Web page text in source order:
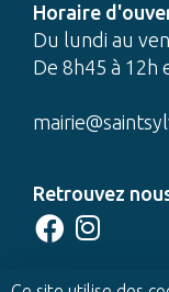
Horaire
Du lundi au
De 8h45 à 12h
Retrouvez